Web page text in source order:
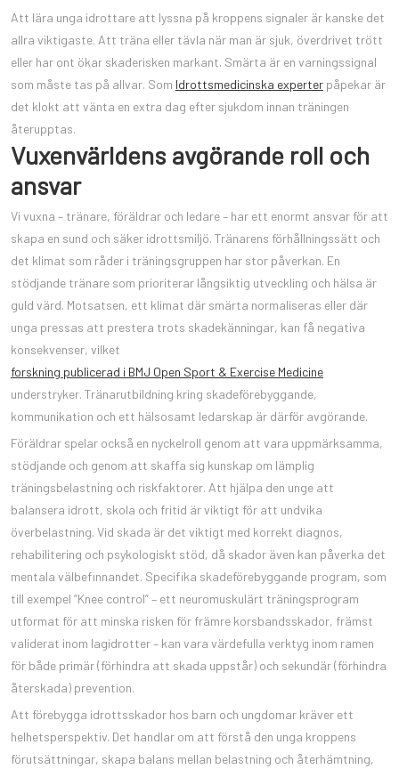
Att lära unga idrottare att lyssna på kroppens signaler är kanske det
allra viktigaste. Att träna eller tävla när man är sjuk, överdrivet trött
eller har ont ökar skaderisken markant. Smärta är en varningssignal
som måste tas på allvar. Som Idrottsmedicinska experter påpekar är
det klokt att vänta en extra dag efter sjukdom innan träningen
återupptas.
Vuxenvärldens avgörande roll och
ansvar
Vi vuxna – tränare, föräldrar och ledare – har ett enormt ansvar för att
skapa en sund och säker idrottsmiljö. Tränarens förhållningssätt och
det klimat som råder i träningsgruppen har stor påverkan. En
stödjande tränare som prioriterar långsiktig utveckling och hälsa är
guld värd. Motsatsen, ett klimat där smärta normaliseras eller där
unga pressas att prestera trots skadekänningar, kan få negativa
konsekvenser, vilket
forskning publicerad i BMJ Open Sport & Exercise Medicine
understryker. Tränarutbildning kring skadeförebyggande,
kommunikation och ett hälsosamt ledarskap är därför avgörande.
Föräldrar spelar också en nyckelroll genom att vara uppmärksamma,
stödjande och genom att skaffa sig kunskap om lämplig
träningsbelastning och riskfaktorer. Att hjälpa den unge att
balansera idrott, skola och fritid är viktigt för att undvika
överbelastning. Vid skada är det viktigt med korrekt diagnos,
rehabilitering och psykologiskt stöd, då skador även kan påverka det
mentala välbefinnandet. Specifika skadeförebyggande program, som
till exempel ”Knee control” – ett neuromuskulärt träningsprogram
utformat för att minska risken för främre korsbandsskador, främst
validerat inom lagidrotter – kan vara värdefulla verktyg inom ramen
för både primär (förhindra att skada uppstår) och sekundär (förhindra
återskada) prevention.
Att förebygga idrottsskador hos barn och ungdomar kräver ett
helhetsperspektiv. Det handlar om att förstå den unga kroppens
förutsättningar, skapa balans mellan belastning och återhämtning,